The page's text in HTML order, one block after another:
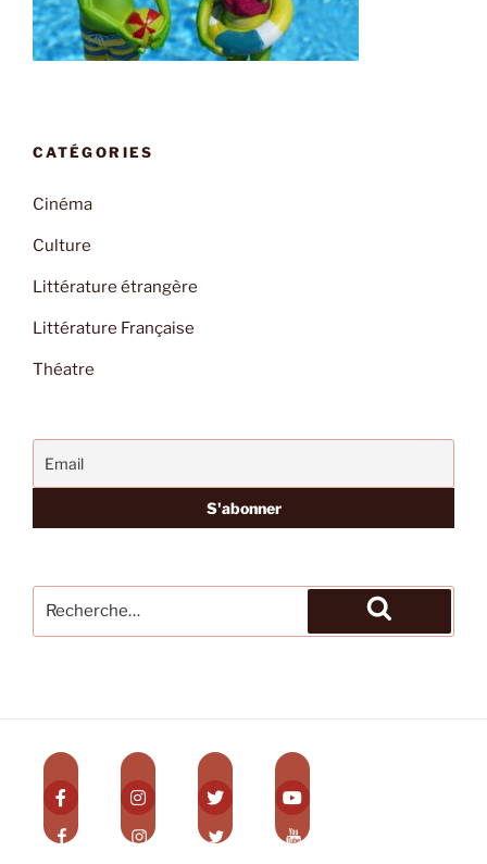
CATÉGORIES
Cinéma
Culture
Littérature étrangère
Littérature Française
Théatre
pour
Recherche